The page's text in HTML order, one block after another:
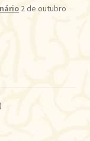
2 de outubro